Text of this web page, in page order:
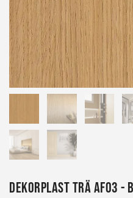
Dekorplast Trä AF03 -